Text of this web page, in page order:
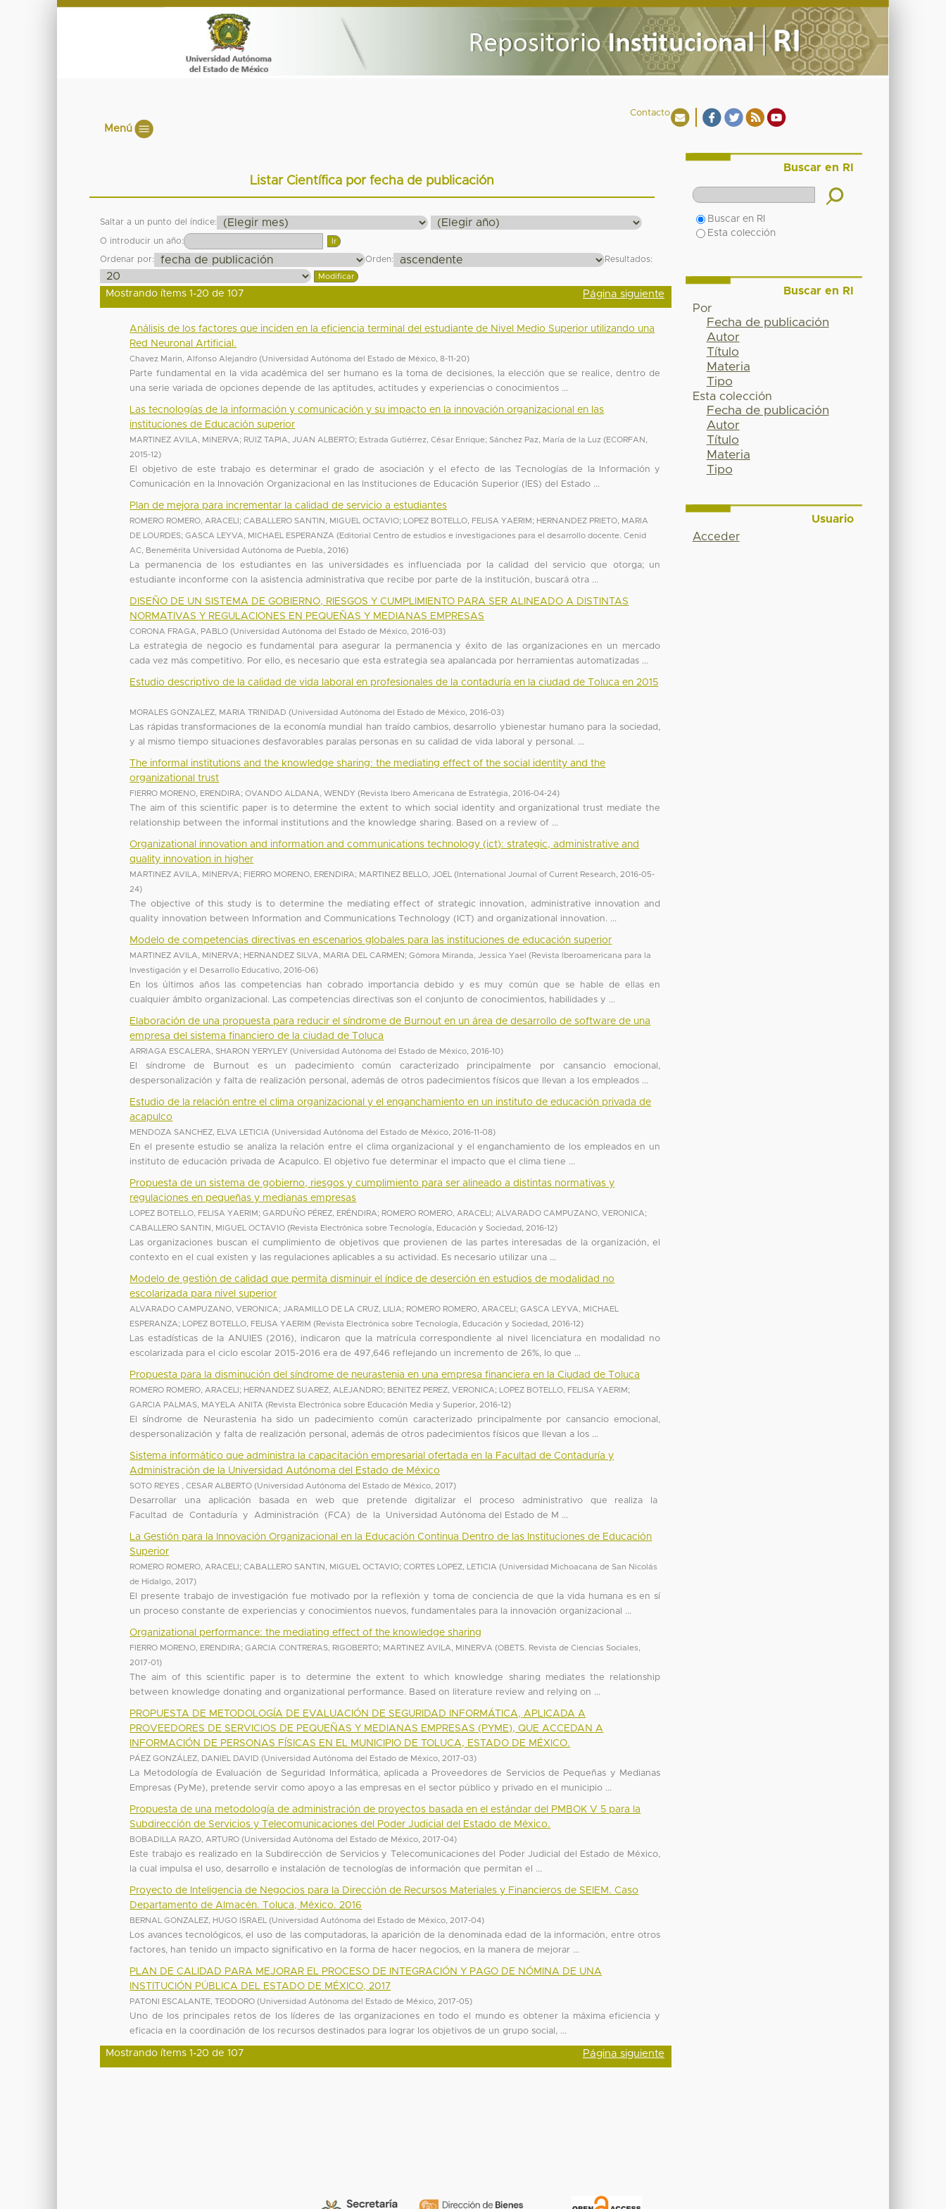
Contacto
Menú
Listar Científica por fecha de publicación
Saltar a un punto del índice:
O introducir un año:
Ordenar por: Orden: Resultados:
Mostrando ítems 1-20 de 107 Página siguiente
Análisis de los factores que inciden en la eficiencia terminal del estudiante de Nivel Medio Superior utilizando una
Red Neuronal Artificial.
Chavez Marin, Alfonso Alejandro (Universidad Autónoma del Estado de México ,8-11-20)
Parte fundamental en la vida académica del ser humano es la toma de decisiones, la elección que se realice, dentro de
una serie variada de opciones depende de las aptitudes, actitudes y experiencias o conocimientos ...
Las tecnologías de la información y comunicación y su impacto en la innovación organizacional en las
instituciones de Educación superior
MARTINEZ AVILA, MINERVA; RUIZ TAPIA, JUAN ALBERTO; Estrada Gutiérrez, César Enrique;Sánchez Paz, María de la Luz (ECORFAN
2015-12)
El objetivo de este trabajo es determinar el grado de asociación y el efecto de las Tecnologías de la Información y
Comunicación en la Innovación Organizacional en las Instituciones de Educación Superior (IES) del Estado ...
Plan de mejora para incrementar la calidad de servicio a estudiantes
ROMERO ROMERO, ARACELI ;CABALLERO SANTIN, MIGUEL OCTAVIO; LOPEZ BOTELLO, FELISA YAERIM ; HERNANDEZ PRIETO, MARIA
DE LOURDES;GASCA LEYVA, MICHAEL ESPERANZA (Editorial Centro de estudios e investigaciones para el desarrollo docente. Cenid
AC, Benemérita Universidad Autónoma de Puebla
2016)
La permanencia de los estudiantes en las universidades es influenciada por la calidad del servicio que otorga; un
estudiante inconforme con la asistencia administrativa que recibe por parte de la institución, buscará otra ...
DISEÑO DE UN SISTEMA DE GOBIERNO, RIESGOS Y CUMPLIMIENTO PARA SER ALINEADO A DISTINTAS
NORMATIVAS Y REGULACIONES EN PEQUEÑAS Y MEDIANAS EMPRESAS
CORONA FRAGA, PABLO (Universidad Autónoma del Estado de México 2016-03)
La estrategia de negocio es fundamental para asegurar la permanencia y éxito de las organizaciones en un mercado
cada vez más competitivo. Por ello, es necesario que esta estrategia sea apalancada por herramientas automatizadas ...
Estudio descriptivo de la calidad de vida laboral en profesionales de la contaduría en la ciudad de Toluca en 2015
MORALES GONZALEZ, MARIA TRINIDAD (Universidad Autónoma del Estado de México 2016-03)
Las rápidas transformaciones de la economía mundial han traído cambios, desarrollo ybienestar humano para la sociedad,
y al mismo tiempo situaciones desfavorables paralas personas en su calidad de vida laboral y personal. ...
The informal institutions and the knowledge sharing: the mediating effect of the social identity and the
organizational trust
FIERRO MORENO, ERENDIRA;OVANDO ALDANA, WENDY (Revista Ibero Americana de Estratégia 2016-04-24)
The aim of this scientific paper is to determine the extent to which social identity and organizational trust mediate the
relationship between the informal institutions and the knowledge sharing. Based on a review of ...
Organizational innovation and information and communications technology (ict): strategic, administrative and
quality innovation in higher
MARTINEZ AVILA, MINERVA; FIERRO MORENO, ERENDIRA; MARTINEZ BELLO, JOEL ( International Journal of Current Research
2016-05-
24)
The objective of this study is to determine the mediating effect of strategic innovation, administrative innovation and
quality innovation between Information and Communications Technology (ICT) and organizational innovation. ...
Modelo de competencias directivas en escenarios globales para las instituciones de educación superior
MARTINEZ AVILA, MINERVA; HERNANDEZ SILVA, MARIA DEL CARMEN ;Gómora Miranda, Jessica Yael (Revista Iberoamericana para la
Investigación y el Desarrollo Educativo
2016-06)
En los últimos años las competencias han cobrado importancia debido y es muy común que se hable de ellas en
cualquier ámbito organizacional. Las competencias directivas son el conjunto de conocimientos, habilidades y ...
Elaboración de una propuesta para reducir el síndrome de Burnout en un área de desarrollo de software de una
empresa del sistema financiero de la ciudad de Toluca
ARRIAGA ESCALERA, SHARON YERYLEY (Universidad Autónoma del Estado de México 2016-10)
El síndrome de Burnout es un padecimiento común caracterizado principalmente por cansancio emocional,
despersonalización y falta de realización personal, además de otros padecimientos físicos que llevan a los empleados ...
Estudio de la relación entre el clima organizacional y el enganchamiento en un instituto de educación privada de
acapulco
MENDOZA SANCHEZ, ELVA LETICIA (Universidad Autónoma del Estado de México 2016-11-08)
En el presente estudio se analiza la relación entre el clima organizacional y el enganchamiento de los empleados en un
instituto de educación privada de Acapulco. El objetivo fue determinar el impacto que el clima tiene ...
Propuesta de un sistema de gobierno, riesgos y cumplimiento para ser alineado a distintas normativas y
regulaciones en pequeñas y medianas empresas
LOPEZ BOTELLO, FELISA YAERIM ;GARDUÑO PÉREZ, ERÉNDIRA; ROMERO ROMERO, ARACELI ; ALVARADO CAMPUZANO, VERONICA;
CABALLERO SANTIN, MIGUEL OCTAVIO (Revista Electrónica sobre Tecnología, Educación y Sociedad 2016-12)
Las organizaciones buscan el cumplimiento de objetivos que provienen de las partes interesadas de la organización, el
contexto en el cual existen y las regulaciones aplicables a su actividad. Es necesario utilizar una ...
Modelo de gestión de calidad que permita disminuir el índice de deserción en estudios de modalidad no
escolarizada para nivel superior
ALVARADO CAMPUZANO, VERONICA;JARAMILLO DE LA CRUZ, LILIA; ROMERO ROMERO, ARACELI ;GASCA LEYVA, MICHAEL
ESPERANZA; LOPEZ BOTELLO, FELISA YAERIM (Revista Electrónica sobre Tecnología, Educación y Sociedad 2016-12)
Las estadísticas de la ANUIES (2016), indicaron que la matrícula correspondiente al nivel licenciatura en modalidad no
escolarizada para el ciclo escolar 2015-2016 era de 497,646 reflejando un incremento de 26%, lo que ...
Propuesta para la disminución del síndrome de neurastenia en una empresa financiera en la Ciudad de Toluca
ROMERO ROMERO, ARACELI ; HERNANDEZ SUAREZ, ALEJANDRO; BENITEZ PEREZ, VERONICA; LOPEZ BOTELLO, FELISA YAERIM ;
GARCIA PALMAS, MAYELA ANITA (Revista Electrónica sobre Educación Media y Superior 2016-12)
El síndrome de Neurastenia ha sido un padecimiento común caracterizado principalmente por cansancio emocional,
despersonalización y falta de realización personal, además de otros padecimientos físicos que llevan a los ...
Sistema informático que administra la capacitación empresarial ofertada en la Facultad de Contaduría y
Administración de la Universidad Autónoma del Estado de México
SOTO REYES , CESAR ALBERTO (Universidad Autónoma del Estado de México 2017)
Desarrollar una aplicación basada en web que pretende digitalizar el proceso administrativo que realiza la
Facultad de Contaduría y Administración (FCA) de la Universidad Autónoma del Estado de M ...
La Gestión para la Innovación Organizacional en la Educación Continua Dentro de las Instituciones de Educación
Superior
ROMERO ROMERO, ARACELI ;CABALLERO SANTIN, MIGUEL OCTAVIO;CORTES LOPEZ, LETICIA (Universidad Michoacana de San Nicolás
de Hidalgo
2017)
El presente trabajo de investigación fue motivado por la reflexión y toma de conciencia de que la vida humana es en sí
un proceso constante de experiencias y conocimientos nuevos, fundamentales para la innovación organizacional ...
Organizational performance: the mediating effect of the knowledge sharing
FIERRO MORENO, ERENDIRA;GARCIA CONTRERAS, RIGOBERTO; MARTINEZ AVILA, MINERVA (OBETS. Revista de Ciencias Sociales
2017-01)
The aim of this scientific paper is to determine the extent to which knowledge sharing mediates the relationship
between knowledge donating and organizational performance. Based on literature review and relying on ...
PROPUESTA DE METODOLOGÍA DE EVALUACIÓN DE SEGURIDAD INFORMÁTICA, APLICADA A
PROVEEDORES DE SERVICIOS DE PEQUEÑAS Y MEDIANAS EMPRESAS (PYME), QUE ACCEDAN A
INFORMACIÓN DE PERSONAS FÍSICAS EN EL MUNICIPIO DE TOLUCA, ESTADO DE MÉXICO.
PÁEZ GONZÁLEZ, DANIEL DAVID (Universidad Autónoma del Estado de México 2017-03)
La Metodología de Evaluación de Seguridad Informática, aplicada a Proveedores de Servicios de Pequeñas y Medianas
Empresas (PyMe), pretende servir como apoyo a las empresas en el sector público y privado en el municipio ...
Propuesta de una metodología de administración de proyectos basada en el estándar del PMBOK V 5 para la
Subdirección de Servicios y Telecomunicaciones del Poder Judicial del Estado de México.
BOBADILLA RAZO, ARTURO (Universidad Autónoma del Estado de México 2017-04)
Este trabajo es realizado en la Subdirección de Servicios y Telecomunicaciones del Poder Judicial del Estado de México,
la cual impulsa el uso, desarrollo e instalación de tecnologías de información que permitan el ...
Proyecto de Inteligencia de Negocios para la Dirección de Recursos Materiales y Financieros de SEIEM. Caso
Departamento de Almacén. Toluca, México. 2016
BERNAL GONZALEZ, HUGO ISRAEL (Universidad Autónoma del Estado de México 2017-04)
Los avances tecnológicos, el uso de las computadoras, la aparición de la denominada edad de la información, entre otros
factores, han tenido un impacto significativo en la forma de hacer negocios, en la manera de mejorar ...
PLAN DE CALIDAD PARA MEJORAR EL PROCESO DE INTEGRACIÓN Y PAGO DE NÓMINA DE UNA
INSTITUCIÓN PÚBLICA DEL ESTADO DE MÉXICO, 2017
PATONI ESCALANTE, TEODORO (Universidad Autónoma del Estado de México 2017-05)
Uno de los principales retos de los líderes de las organizaciones en todo el mundo es obtener la máxima eficiencia y
eficacia en la coordinación de los recursos destinados para lograr los objetivos de un grupo social, ...
Mostrando ítems 1-20 de 107 Página siguiente
Buscar en RI
Buscar en RI
Esta colección
Buscar en RI
Por
Fecha de publicación
Autor
Título
Materia
Tipo
Esta colección
Fecha de publicación
Autor
Título
Materia
Tipo
Usuario
Acceder